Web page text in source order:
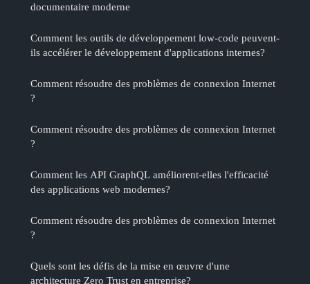
documentaire moderne
Comment les outils de développement low-code peuvent-
ils accélérer le développement d'applications internes?
Comment résoudre des problèmes de connexion Internet
?
Comment résoudre des problèmes de connexion Internet
?
Comment les API GraphQL améliorent-elles l'efficacité
des applications web modernes?
Comment résoudre des problèmes de connexion Internet
?
Quels sont les défis de la mise en œuvre d'une
architecture Zero Trust en entreprise?